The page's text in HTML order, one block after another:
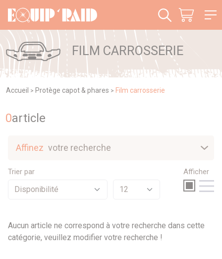
FILM CARROSSERIE
Accueil > Protège capot & phares > Film carrosserie
0article
Trier par Afficher
Aucun article ne correspond à votre recherche dans cette
catégorie, veuillez modifier votre recherche !
Affinez votre recherche
Promotions
Par prix
Panneau de gestion des cookies